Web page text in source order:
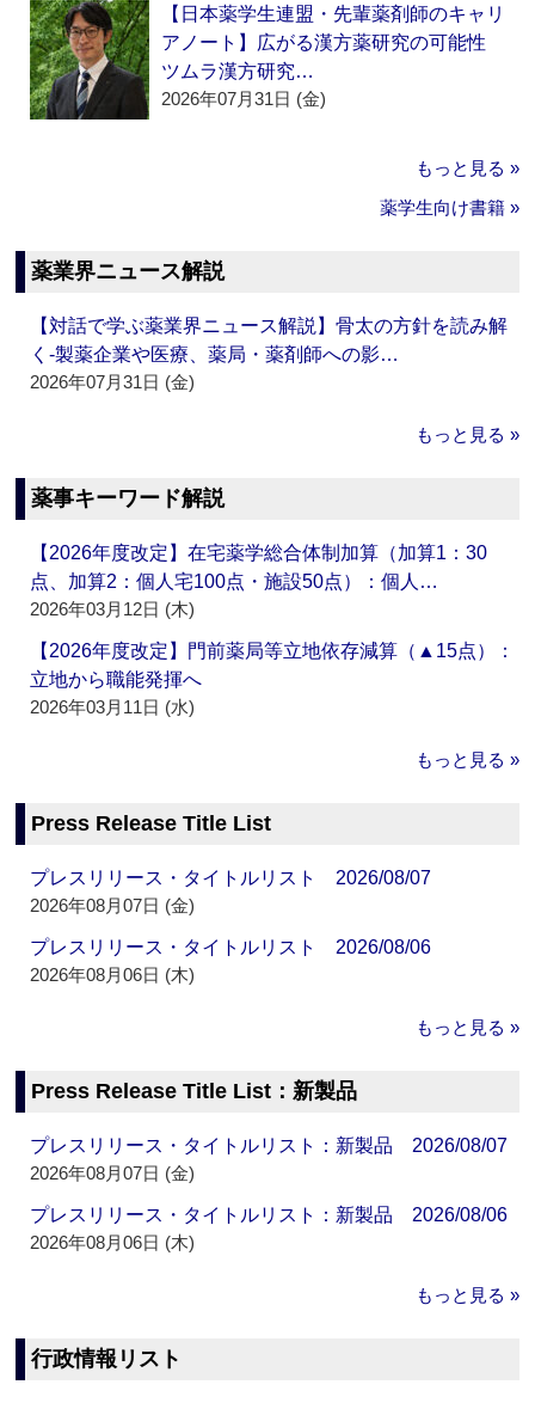
【日本薬学生連盟・先輩薬剤師のキャリ
アノート】広がる漢方薬研究の可能性
ツムラ漢方研究…
2026年07月31日 (金)
もっと見る »
薬学生向け書籍 »
薬業界ニュース解説
【対話で学ぶ薬業界ニュース解説】骨太の方針を読み解
く‐製薬企業や医療、薬局・薬剤師への影…
2026年07月31日 (金)
もっと見る »
薬事キーワード解説
【2026年度改定】在宅薬学総合体制加算（加算1：30
点、加算2：個人宅100点・施設50点）：個人…
2026年03月12日 (木)
【2026年度改定】門前薬局等立地依存減算（▲15点）：
立地から職能発揮へ
2026年03月11日 (水)
もっと見る »
Press Release Title List
プレスリリース・タイトルリスト 2026/08/07
2026年08月07日 (金)
プレスリリース・タイトルリスト 2026/08/06
2026年08月06日 (木)
もっと見る »
Press Release Title List：新製品
プレスリリース・タイトルリスト：新製品 2026/08/07
2026年08月07日 (金)
プレスリリース・タイトルリスト：新製品 2026/08/06
2026年08月06日 (木)
もっと見る »
行政情報リスト